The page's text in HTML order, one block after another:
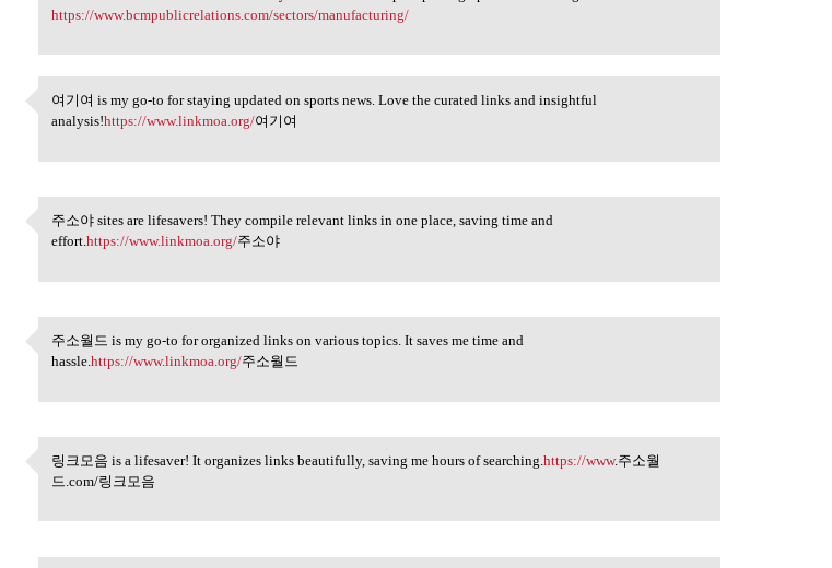
https://www.bcmpublicrelations.com/sectors/manufacturing/
여기여 is my go-to for staying
여기여 is my go-to for staying updated on sports news. Love the curated links and insightful
analysis!https://www.linkmoa.org/여기여
주소야 sites are lifesavers!
주소야 sites are lifesavers! They compile relevant links in one place, saving time and
effort.https://www.linkmoa.org/주소야
주소월드 is my go-to for
주소월드 is my go-to for organized links on various topics. It saves me time and
hassle.https://www.linkmoa.org/주소월드
링크모음 is a lifesaver! It
링크모음 is a lifesaver! It organizes links beautifully, saving me hours of searching.https://www.주소월
드.com/링크모음